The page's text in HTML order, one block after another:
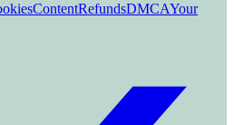
ContentRefundsDMCAYour